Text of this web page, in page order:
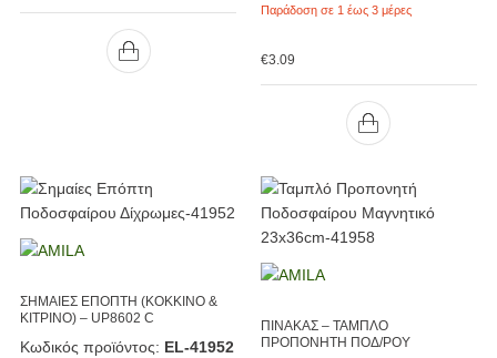
Παράδοση σε 1 έως 3 μέρες
€3.09
ΣΗΜΑΙΕΣ ΕΠΟΠΤΗ (ΚΟΚΚΙΝΟ &
ΚΙΤΡΙΝΟ) – UP8602 C
Κωδικός προϊόντος: EL-41952
ΠΙΝΑΚΑΣ – ΤΑΜΠΛΟ
ΠΡΟΠΟΝΗΤΗ ΠΟΔ/ΡΟΥ